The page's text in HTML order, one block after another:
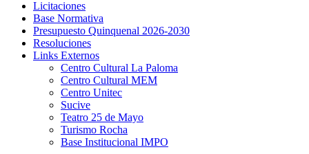
Licitaciones
Base Normativa
Presupuesto Quinquenal 2026-2030
Resoluciones
Links Externos
Centro Cultural La Paloma
Centro Cultural MEM
Centro Unitec
Sucive
Teatro 25 de Mayo
Turismo Rocha
Base Institucional IMPO